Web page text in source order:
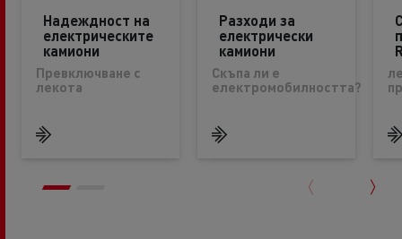
Надеждност на
електрическите
камиони
Превключване с
лекота
Разходи за
електрически
камиони
Скъпа ли е
електромобилността?